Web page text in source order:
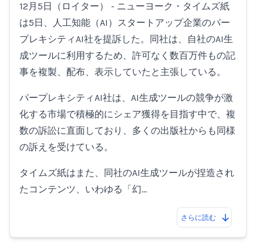
12月5日（ロイター） - ニューヨーク・タイムズ紙
は5日、人工知能（AI）スタートアップ企業のパー
プレキシティAI社を提訴した。同社は、自社のAI生
成ツールに利用するため、許可なく数百万件もの記
事を複製、配布、表示していたと主張している。
パープレキシティAI社は、AI生成ツールの競争が激
化する市場で積極的にシェア獲得を目指す中で、複
数の訴訟に直面しており、多くの出版社からも同様
の訴えを受けている。
タイムズ紙はまた、同社のAI生成ツールが捏造され
たコンテンツ、いわゆる「幻…
さらに読む